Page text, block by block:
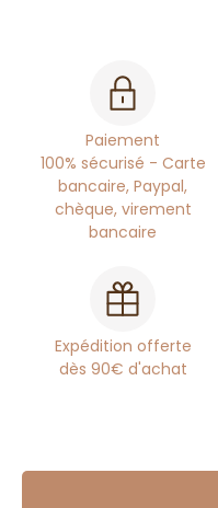
Paiement
100% sécurisé - Carte
bancaire, Paypal,
chèque, virement
bancaire
Expédition offerte
dès 90€ d'achat